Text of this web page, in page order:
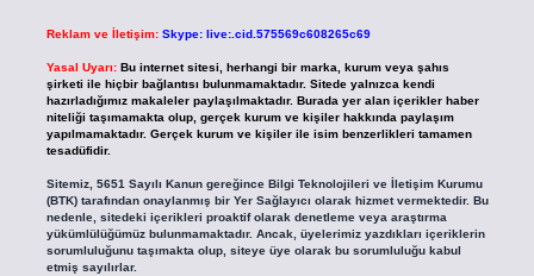
Reklam ve İletişim: Skype: live:.cid.575569c608265c69
Yasal Uyarı: Bu internet sitesi, herhangi bir marka, kurum veya şahıs
şirketi ile hiçbir bağlantısı bulunmamaktadır. Sitede yalnızca kendi
hazırladığımız makaleler paylaşılmaktadır. Burada yer alan içerikler haber
niteliği taşımamakta olup, gerçek kurum ve kişiler hakkında paylaşım
yapılmamaktadır. Gerçek kurum ve kişiler ile isim benzerlikleri tamamen
tesadüfidir.
Sitemiz, 5651 Sayılı Kanun gereğince Bilgi Teknolojileri ve İletişim Kurumu
(BTK) tarafından onaylanmış bir Yer Sağlayıcı olarak hizmet vermektedir. Bu
nedenle, sitedeki içerikleri proaktif olarak denetleme veya araştırma
yükümlülüğümüz bulunmamaktadır. Ancak, üyelerimiz yazdıkları içeriklerin
sorumluluğunu taşımakta olup, siteye üye olarak bu sorumluluğu kabul
etmiş sayılırlar.